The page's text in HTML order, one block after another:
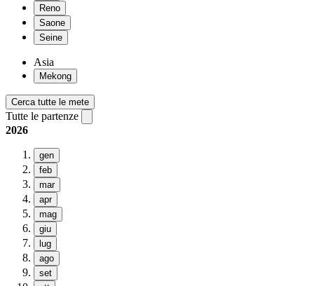
Reno
Saone
Seine
Asia
Mekong
Cerca tutte le mete
Tutte le partenze
2026
gen
feb
mar
apr
mag
giu
lug
ago
set